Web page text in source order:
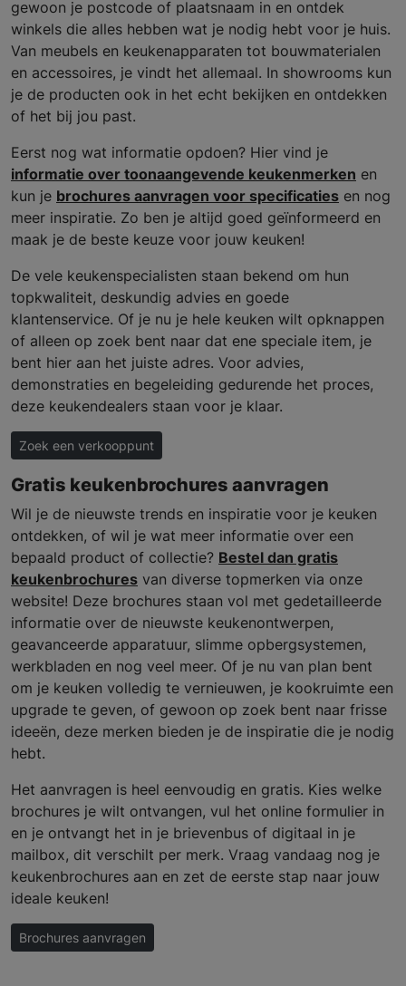
gewoon je postcode of plaatsnaam in en ontdek
winkels die alles hebben wat je nodig hebt voor je huis.
Van meubels en keukenapparaten tot bouwmaterialen
en accessoires, je vindt het allemaal. In showrooms kun
je de producten ook in het echt bekijken en ontdekken
of het bij jou past.
Eerst nog wat informatie opdoen? Hier vind je
informatie over toonaangevende keukenmerken en
kun je brochures aanvragen voor specificaties en nog
meer inspiratie. Zo ben je altijd goed geïnformeerd en
maak je de beste keuze voor jouw keuken!
De vele keukenspecialisten staan bekend om hun
topkwaliteit, deskundig advies en goede
klantenservice. Of je nu je hele keuken wilt opknappen
of alleen op zoek bent naar dat ene speciale item, je
bent hier aan het juiste adres. Voor advies,
demonstraties en begeleiding gedurende het proces,
deze keukendealers staan voor je klaar.
Zoek een verkooppunt
Gratis keukenbrochures aanvragen
Wil je de nieuwste trends en inspiratie voor je keuken
ontdekken, of wil je wat meer informatie over een
bepaald product of collectie? Bestel dan gratis
keukenbrochures van diverse topmerken via onze
website! Deze brochures staan vol met gedetailleerde
informatie over de nieuwste keukenontwerpen,
geavanceerde apparatuur, slimme opbergsystemen,
werkbladen en nog veel meer. Of je nu van plan bent
om je keuken volledig te vernieuwen, je kookruimte een
upgrade te geven, of gewoon op zoek bent naar frisse
ideeën, deze merken bieden je de inspiratie die je nodig
hebt.
Het aanvragen is heel eenvoudig en gratis. Kies welke
brochures je wilt ontvangen, vul het online formulier in
en je ontvangt het in je brievenbus of digitaal in je
mailbox, dit verschilt per merk. Vraag vandaag nog je
keukenbrochures aan en zet de eerste stap naar jouw
ideale keuken!
Brochures aanvragen